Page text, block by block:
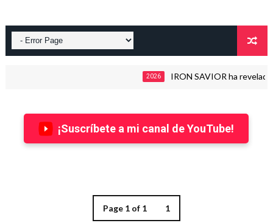
IRON SAVIOR ha revelado
¡Suscríbete a mi canal de YouTube!
Page 1 of 1 1